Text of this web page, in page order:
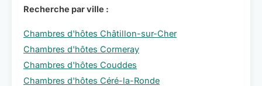
Recherche par ville :
Chambres d'hôtes Châtillon-sur-Cher
Chambres d'hôtes Cormeray
Chambres d'hôtes Couddes
Chambres d'hôtes Céré-la-Ronde